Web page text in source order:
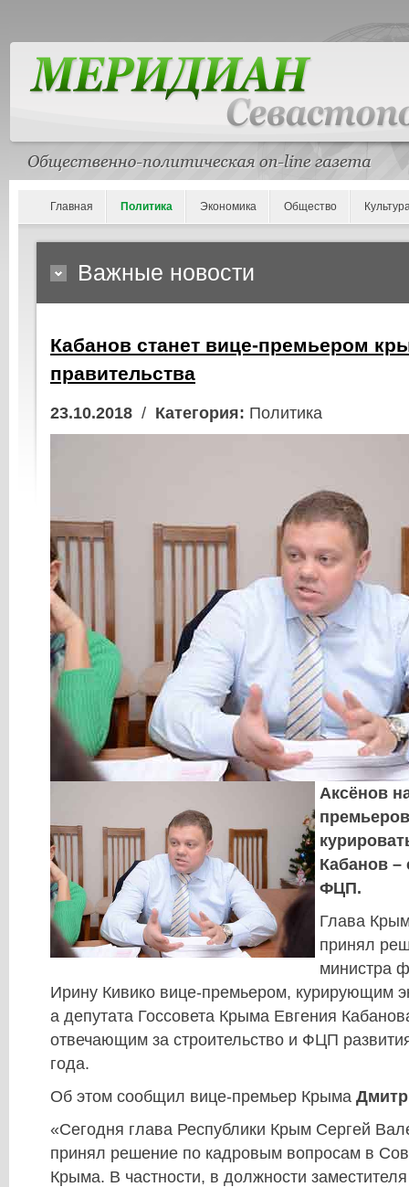
Главная Политика Экономика Общество
Важные новости
Кабанов станет вице-премьером
правительства
23.10.2018 / Категория: Политика
Аксёнов
Кабанов –
ФЦП.
Глава
принял
министра
Ирину Кивико вице-премьером, курирующим
а депутата Госсовета Крыма Евгения
отвечающим за строительство и ФЦП
года.
Об этом сообщил вице-премьер Крыма
«Сегодня глава Республики Крым Сергей
принял решение по кадровым вопросам в
Крыма. В частности, в должности